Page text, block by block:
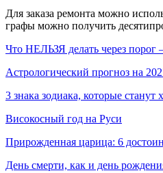
Для заказа ремонта можно
графы можно получить
Что НЕЛЬЗЯ делать через порог
Астрологический прогноз на
3 знака зодиака, которые
Високосный год на Руси
Прирожденная царица: 6
День смерти, как и день